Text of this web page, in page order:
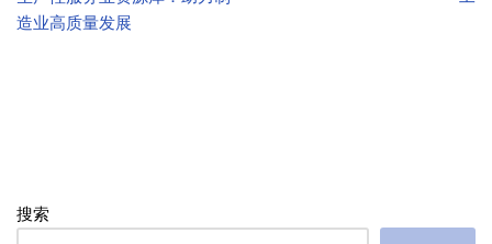
造业高质量发展
搜索